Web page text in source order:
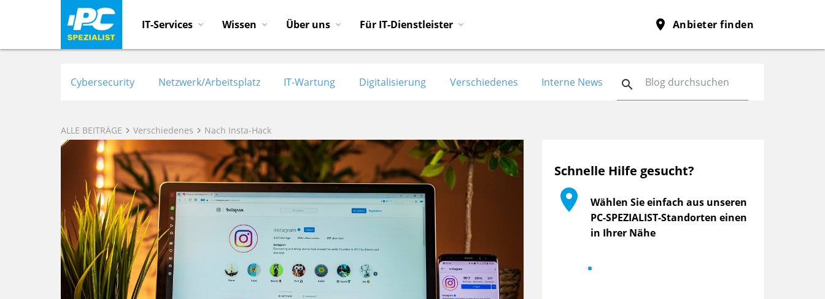
place Anbieter finden
IT-Services Wissen Über uns Für IT-Dienstleister
Cybersecurity Netzwerk/Arbeitsplatz IT-Wartung Digitalisierung Verschiedenes Interne News 
ALLE BEITRÄGE Verschiedenes Nach Insta-Hack
Schnelle Hilfe gesucht?

Wählen Sie einfach aus unseren
PC-SPEZIALIST-Standorten einen
in Ihrer Nähe